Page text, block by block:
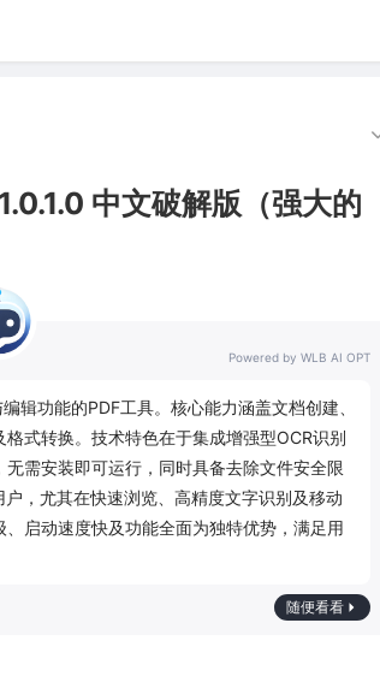
中文破解版（强大的
Powered by WLB AI OPT
辑功能的PDF工具。核心能力涵盖文档创建、
式转换。技术特色在于集成增强型OCR识别
需安装即可运行，同时具备去除文件安全限
，尤其在快速浏览、高精度文字识别及移动
启动速度快及功能全面为独特优势，满足用
随便看看